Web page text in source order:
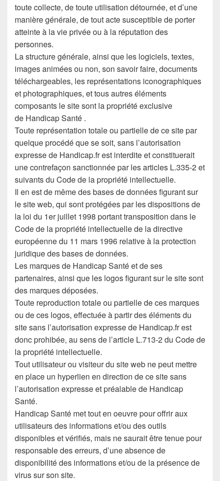
toute collecte, de toute utilisation détournée, et d’une
manière générale, de tout acte susceptible de porter
atteinte à la vie privée ou à la réputation des
personnes.
La structure générale, ainsi que les logiciels, textes,
images animées ou non, son savoir faire, documents
téléchargeables, les représentations iconographiques
et photographiques, et tous autres éléments
composants le site sont la propriété exclusive
de Handicap Santé .
Toute représentation totale ou partielle de ce site par
quelque procédé que se soit, sans l’autorisation
expresse de Handicap.fr est interdite et constituerait
une contrefaçon sanctionnée par les articles L.335-2 et
suivants du Code de la propriété intellectuelle.
Il en est de même des bases de données figurant sur
le site web, qui sont protégées par les dispositions de
la loi du 1er juillet 1998 portant transposition dans le
Code de la propriété intellectuelle de la directive
européenne du 11 mars 1996 relative à la protection
juridique des bases de données.
Les marques de Handicap Santé et de ses
partenaires, ainsi que les logos figurant sur le site sont
des marques déposées.
Toute reproduction totale ou partielle de ces marques
ou de ces logos, effectuée à partir des éléments du
site sans l’autorisation expresse de Handicap.fr est
donc prohibée, au sens de l’article L.713-2 du Code de
la propriété intellectuelle.
Tout utilisateur ou visiteur du site web ne peut mettre
en place un hyperlien en direction de ce site sans
l’autorisation expresse et préalable de Handicap
Santé.
Handicap Santé met tout en oeuvre pour offrir aux
utilisateurs des informations et/ou des outils
disponibles et vérifiés, mais ne saurait être tenue pour
responsable des erreurs, d’une absence de
disponibilité des informations et/ou de la présence de
virus sur son site.